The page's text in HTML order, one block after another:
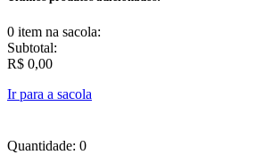
0 item na sacola:
Subtotal:
R$ 0,00
Ir para a sacola
Quantidade: 0